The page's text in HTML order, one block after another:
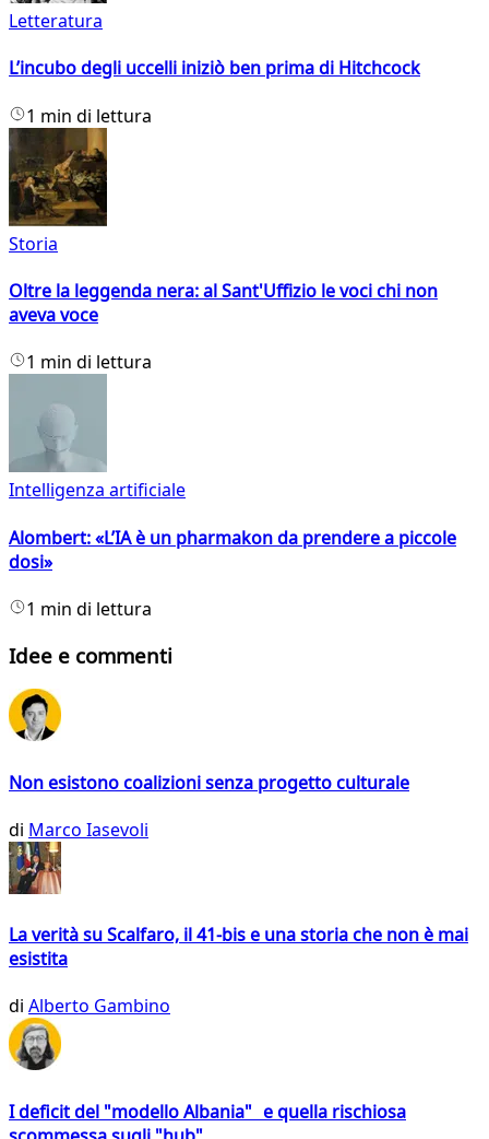
Letteratura
L’incubo degli uccelli iniziò ben prima di Hitchcock
1 min di lettura
Storia
Oltre la leggenda nera: al Sant'Uffizio le voci chi non
aveva voce
1 min di lettura
Intelligenza artificiale
Alombert: «L’IA è un pharmakon da prendere a piccole
dosi»
1 min di lettura
Idee e commenti
Non esistono coalizioni senza progetto culturale
di Marco Iasevoli
La verità su Scalfaro, il 41-bis e una storia che non è mai
esistita
di Alberto Gambino
I deficit del "modello Albania" e quella rischiosa